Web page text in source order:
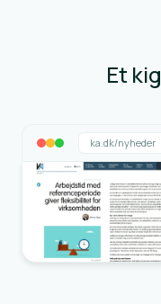
Et kig
ka.dk/nyheder